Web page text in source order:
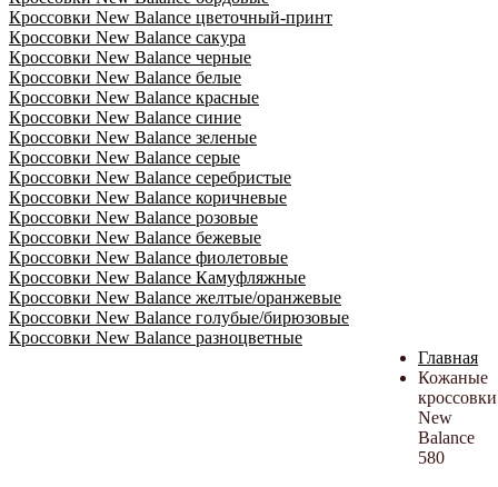
Кроссовки New Balance цветочный-принт
Кроссовки New Balance сакура
Кроссовки New Balance черные
Кроссовки New Balance белые
Кроссовки New Balance красные
Кроссовки New Balance синие
Кроссовки New Balance зеленые
Кроссовки New Balance серые
Кроссовки New Balance серебристые
Кроссовки New Balance коричневые
Кроссовки New Balance розовые
Кроссовки New Balance бежевые
Кроссовки New Balance фиолетовые
Кроссовки New Balance Камуфляжные
Кроссовки New Balance желтые/оранжевые
Кроссовки New Balance голубые/бирюзовые
Кроссовки New Balance разноцветные
Главная
Кожаные
кроссовки
New
Balance
580